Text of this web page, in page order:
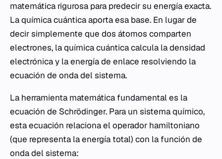
matemática rigurosa para predecir su energía exacta.
La química cuántica aporta esa base. En lugar de
decir simplemente que dos átomos comparten
electrones, la química cuántica calcula la densidad
electrónica y la energía de enlace resolviendo la
ecuación de onda del sistema.
La herramienta matemática fundamental es la
ecuación de Schrödinger. Para un sistema químico,
esta ecuación relaciona el operador hamiltoniano
(que representa la energía total) con la función de
onda del sistema: